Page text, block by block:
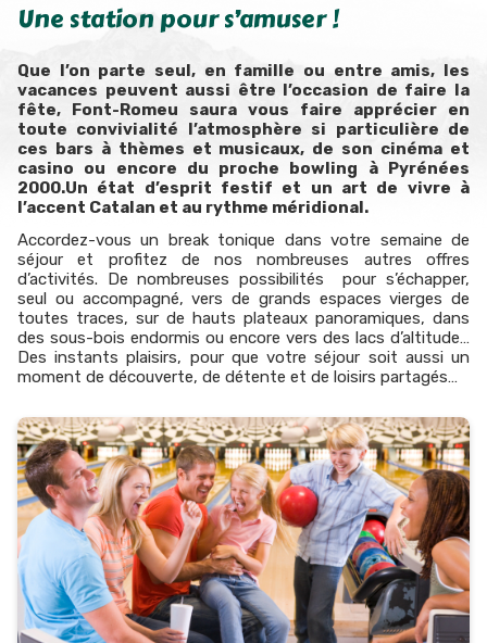
Une station pour s’amuser !
Que l’on parte seul, en famille ou entre amis, les
vacances peuvent aussi être l’occasion de faire la
fête, Font-Romeu saura vous faire apprécier en
toute convivialité l’atmosphère si particulière de
ces bars à thèmes et musicaux, de son cinéma et
casino ou encore du proche bowling à Pyrénées
2000.Un état d’esprit festif et un art de vivre à
l’accent Catalan et au rythme méridional.
Accordez-vous un break tonique dans votre semaine de
séjour et profitez de nos nombreuses autres offres
d’activités. De nombreuses possibilités pour s’échapper,
seul ou accompagné, vers de grands espaces vierges de
toutes traces, sur de hauts plateaux panoramiques, dans
des sous-bois endormis ou encore vers des lacs d’altitude…
Des instants plaisirs, pour que votre séjour soit aussi un
moment de découverte, de détente et de loisirs partagés…